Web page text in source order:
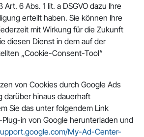
6 Abs. 1 lit. a DSGVO dazu Ihre
erteilt haben. Sie können Ihre
mit Wirkung für die Zukunft
diesen Dienst in dem auf der
„Cookie-Consent-Tool“
von Cookies durch Google Ads
darüber hinaus dauerhaft
Sie das unter folgendem Link
in von Google herunterladen und
My-Ad-Center-